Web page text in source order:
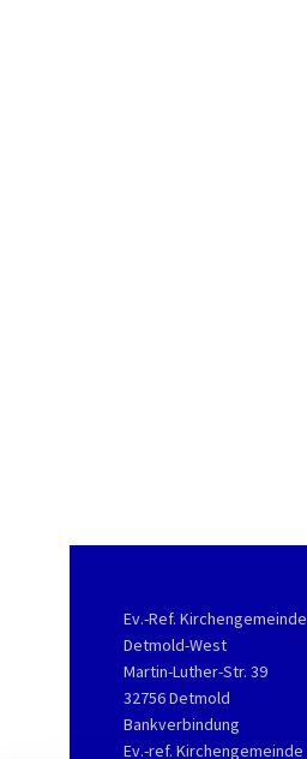
Ev.-Ref. Kirchengemeinde
Detmold-West
Martin-Luther-Str. 39
32756 Detmold
Bankverbindung
Ev.-ref. Kirchengemeinde